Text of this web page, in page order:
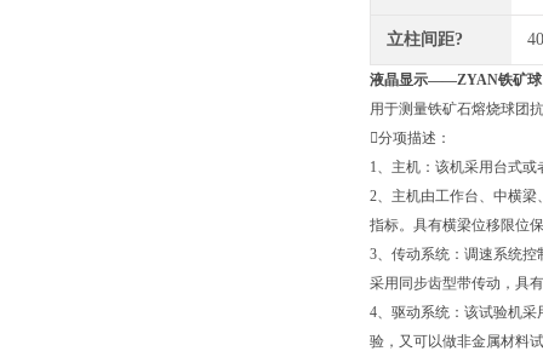
立柱间距?
液晶显示——ZYAN铁矿
用于测量铁矿石熔烧球团
分项描述：
1、主机：该机采用台式
2、主机由工作台、中横
指标。具有横梁位移限位
3、传动系统：调速系统
采用同步齿型带传动，具
4、驱动系统：该试验机
验，又可以做非金属材料